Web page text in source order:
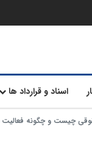
اسناد و قرارداد ها
چیست و چگونه